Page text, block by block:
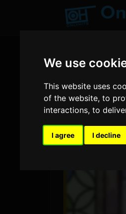
We use
This website uses
of the website,to
interactions,to
I agree I decline